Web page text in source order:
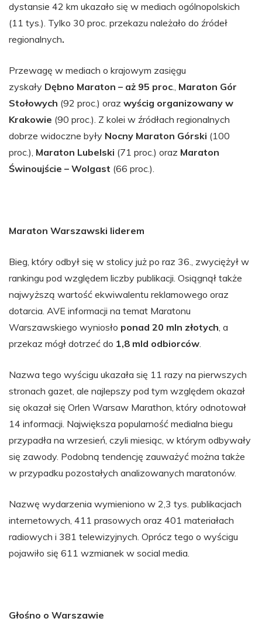
dystansie 42 km ukazało się w mediach ogólnopolskich
(11 tys.). Tylko 30 proc. przekazu należało do źródeł
regionalnych.
Przewagę w mediach o krajowym zasięgu
zyskały Dębno Maraton – aż 95 proc., Maraton Gór
Stołowych (92 proc.) oraz wyścig organizowany w
Krakowie (90 proc.). Z kolei w źródłach regionalnych
dobrze widoczne były Nocny Maraton Górski (100
proc.), Maraton Lubelski (71 proc.) oraz Maraton
Świnoujście – Wolgast (66 proc.).
Maraton Warszawski liderem
Bieg, który odbył się w stolicy już po raz 36., zwyciężył w
rankingu pod względem liczby publikacji. Osiągnął także
najwyższą wartość ekwiwalentu reklamowego oraz
dotarcia. AVE informacji na temat Maratonu
Warszawskiego wyniosło ponad 20 mln złotych, a
przekaz mógł dotrzeć do 1,8 mld odbiorców.
Nazwa tego wyścigu ukazała się 11 razy na pierwszych
stronach gazet, ale najlepszy pod tym względem okazał
się okazał się Orlen Warsaw Marathon, który odnotował
14 informacji. Największa popularność medialna biegu
przypadła na wrzesień, czyli miesiąc, w którym odbywały
się zawody. Podobną tendencję zauważyć można także
w przypadku pozostałych analizowanych maratonów.
Nazwę wydarzenia wymieniono w 2,3 tys. publikacjach
internetowych, 411 prasowych oraz 401 materiałach
radiowych i 381 telewizyjnych. Oprócz tego o wyścigu
pojawiło się 611 wzmianek w social media.
Głośno o Warszawie